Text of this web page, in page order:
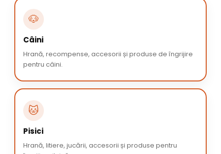
🐶
Câini
Hrană, recompense, accesorii și produse de îngrijire
pentru câini.
🐱
Pisici
Hrană, litiere, jucării, accesorii și produse pentru